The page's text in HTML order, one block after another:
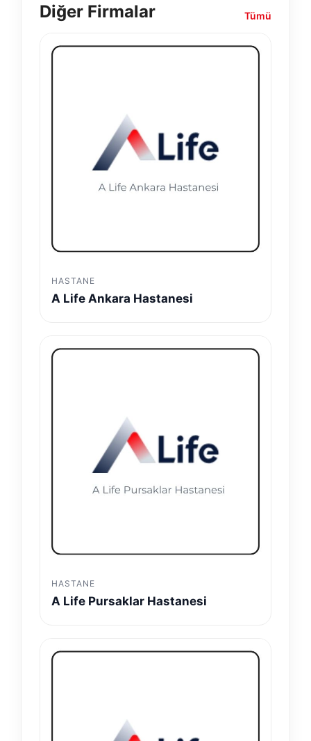
Diğer Firmalar Tümü
HASTANE
A Life Ankara Hastanesi
HASTANE
A Life Pursaklar Hastanesi